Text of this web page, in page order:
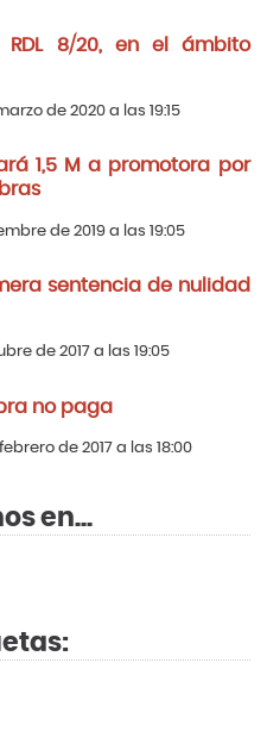
RDL 8/20, en el ámbito
de 2020 a las 19:15
1,5 M a promotora por
de 2019 a las 19:05
sentencia de nulidad
de 2017 a las 19:05
no paga
de 2017 a las 18:00
en...